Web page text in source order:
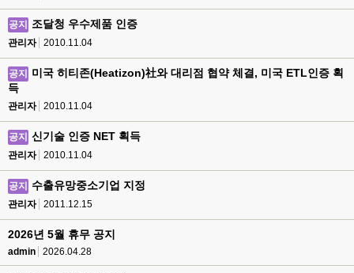
공지 조달청 우수제품 인증
관리자 2010.11.04
공지
미국 히티존(Heatizon)社와 대리점 협약 체결, 미국 ETL인증 획
득
관리자 2010.11.04
공지 신기술 인증 NET 획득
관리자 2010.11.04
공지 수출유망중소기업 지정
관리자 2011.12.15
2026년 5월 휴무 공지
admin 2026.04.28